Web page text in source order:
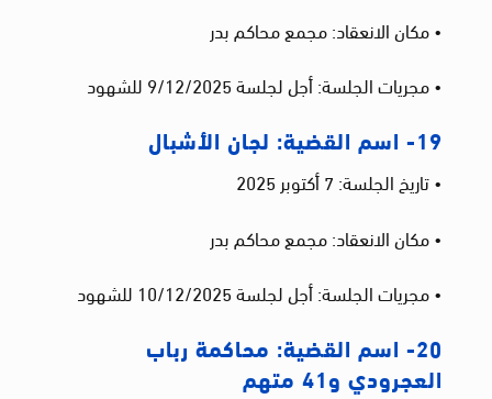
• مكان الانعقاد: مجمع محاكم بدر
• مجريات الجلسة: أجل لجلسة 9/12/2025 للشهود
19- اسم القضية: لجان الأشبال
• تاريخ الجلسة: 7 أكتوبر 2025
• مكان الانعقاد: مجمع محاكم بدر
• مجريات الجلسة: أجل لجلسة 10/12/2025 للشهود
20- اسم القضية: محاكمة رباب
العجرودي و41 متهم